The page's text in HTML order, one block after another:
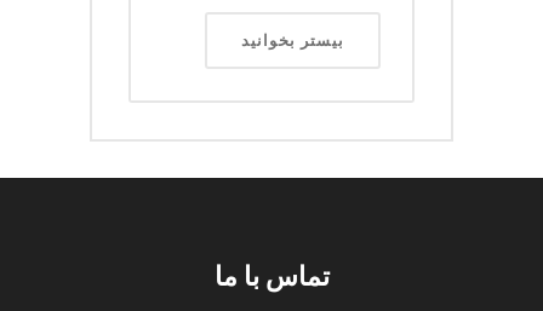
بیستر بخوانید
تماس با ما